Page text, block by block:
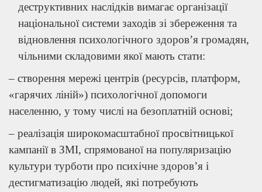
деструктивних наслідків вимагає організації
національної системи заходів зі збереження та
відновлення психологічного здоров’я громадян,
чільними складовими якої мають стати:
– створення мережі центрів (ресурсів, платформ,
«гарячих ліній») психологічної допомоги
населенню, у тому числі на безоплатній основі;
– реалізація широкомасштабної просвітницької
кампанії в ЗМІ, спрямованої на популяризацію
культури турботи про психічне здоров’я і
дестигматизацію людей, які потребують